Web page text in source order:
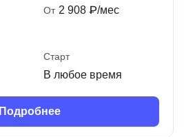
От 2 908 ₽/мес
Старт
В любое время
Подробнее